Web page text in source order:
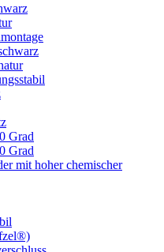
Grad
Grad
mit hoher chemischer